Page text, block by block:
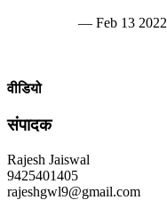
— Feb 13 2022
वीडियो
संपादक
Rajesh Jaiswal
9425401405
rajeshgwl9@gmail.com